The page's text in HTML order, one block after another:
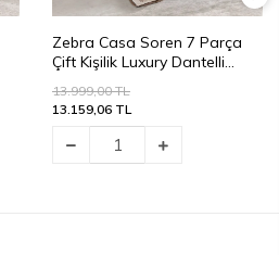
Zebra Casa Soren 7 Parça
Çift Kişilik Luxury Dantelli
13.999,00 TL
13.159,06 TL